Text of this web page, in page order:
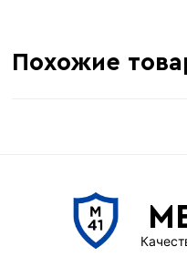
Похожие